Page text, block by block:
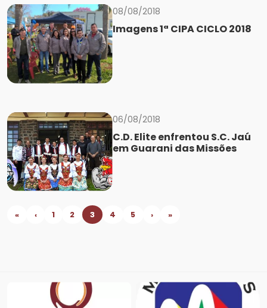
08/08/2018
Imagens 1ª CIPA CICLO 2018
06/08/2018
C.D. Elite enfrentou S.C. Jaú
em Guarani das Missões
« ‹ 1 2 3 4 5 › »